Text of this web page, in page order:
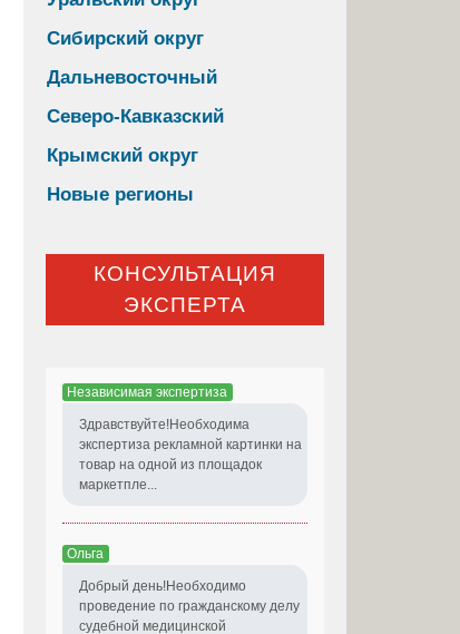
Сибирский округ
Дальневосточный
Северо-Кавказский
Крымский округ
Новые регионы
КОНСУЛЬТАЦИЯ
ЭКСПЕРТА
Независимая экспертиза
Здравствуйте!Необходима
экспертиза рекламной картинки на
товар на одной из площадок
маркетпле...
Ольга
Добрый день!Необходимо
проведение по гражданскому делу
судебной медицинской